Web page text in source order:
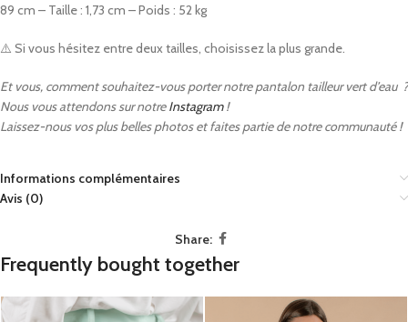
89 cm – Taille : 1,73 cm – Poids : 52 kg
⚠️ Si vous hésitez entre deux tailles, choisissez la plus grande.
Et vous, comment souhaitez-vous porter notre pantalon tailleur vert d’eau ?
Nous vous attendons sur notreInstagram!
Laissez-nous vos plus belles photos et faites partie de notre communauté !
Informations complémentaires
Avis (0)
Share:
Frequently bought together